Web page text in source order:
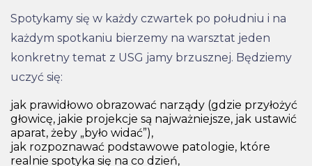
Spotykamy się w każdy czwartek po południu i na
każdym spotkaniu bierzemy na warsztat jeden
konkretny temat z USG jamy brzusznej. Będziemy
uczyć się:
jak prawidłowo obrazować narządy (gdzie przyłożyć
głowicę, jakie projekcje są najważniejsze, jak ustawić
aparat, żeby „było widać”),
jak rozpoznawać podstawowe patologie, które
realnie spotyka się na co dzień,